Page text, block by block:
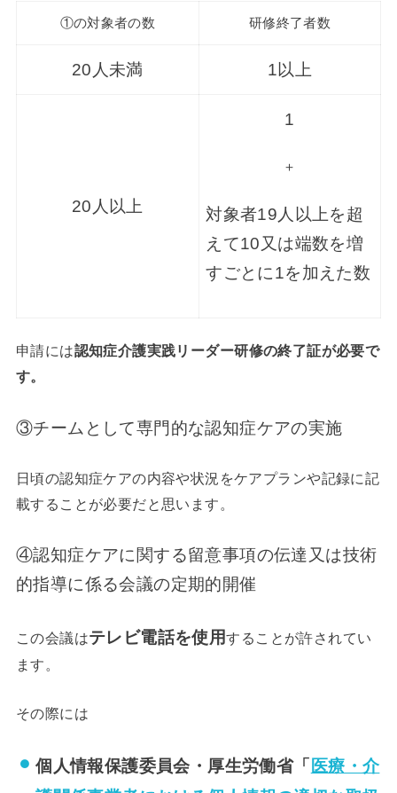
①の対象者の数 研修終了者数
20人未満 1以上
20人以上
1
＋
対象者19人以上を超
えて10又は端数を増
すごとに1を加えた数
申請には認知症介護実践リーダー研修の終了証が必要で
す。
③チームとして専門的な認知症ケアの実施
日頃の認知症ケアの内容や状況をケアプランや記録に記
載することが必要だと思います。
④認知症ケアに関する留意事項の伝達又は技術
的指導に係る会議の定期的開催
この会議はテレビ電話を使用することが許されてい
ます。
その際には
個人情報保護委員会・厚生労働省「 医療・介